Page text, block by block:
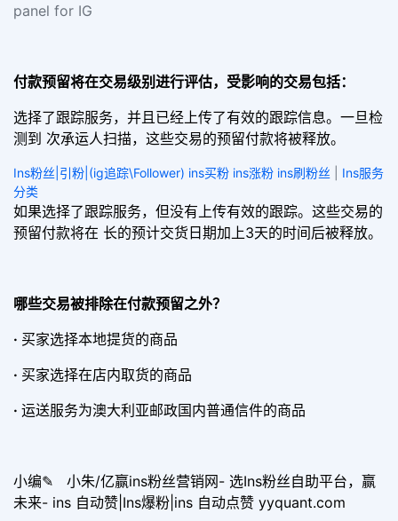
panel for IG
付款预留将在交易级别进行评估，受影响的交易包括：
选择了跟踪服务，并且已经上传了有效的跟踪信息。一旦检
测到 次承运人扫描，这些交易的预留付款将被释放。
Ins粉丝|引粉|(ig追踪\Follower) ins买粉 ins涨粉 ins刷粉丝
Ins服务
分类
如果选择了跟踪服务，但没有上传有效的跟踪。这些交易的
预留付款将在 长的预计交货日期加上3天的时间后被释放。
哪些交易被排除在付款预留之外？
· 买家选择本地提货的商品
· 买家选择在店内取货的商品
· 运送服务为澳大利亚邮政国内普通信件的商品
小编✎ 小朱/亿赢ins粉丝营销网- 选Ins粉丝自助平台，赢
未来- ins 自动赞|Ins爆粉|ins 自动点赞 yyquant.com